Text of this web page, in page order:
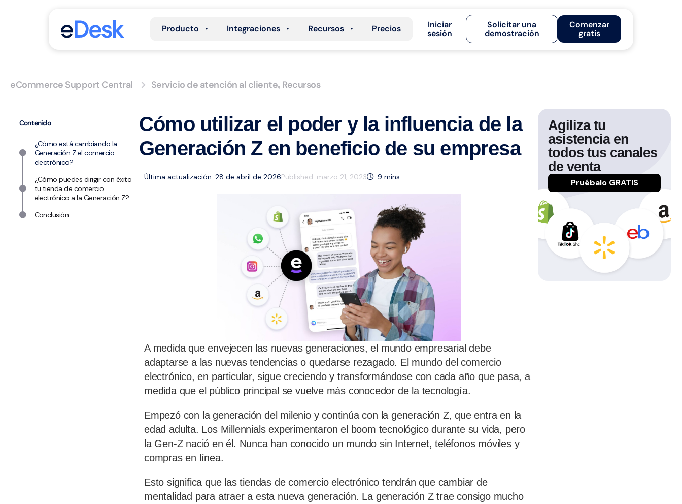
Producto Integraciones Recursos Precios
Iniciar
sesión
Solicitar una
demostración
Comenzar
gratis
eCommerce Support Central Servicio de atención al cliente, Recursos
Contenido
¿Cómo está cambiando la
Generación Z el comercio
electrónico?
¿Cómo puedes dirigir con éxito
tu tienda de comercio
electrónico a la Generación Z?
Conclusión
Cómo utilizar el poder y la influencia de la
Generación Z en beneficio de su empresa
Última actualización: 28 de abril de 2026Published: marzo 21, 2023 9 mins
A medida que envejecen las nuevas generaciones, el mundo empresarial debe
adaptarse a las nuevas tendencias o quedarse rezagado. El mundo del comercio
electrónico, en particular, sigue creciendo y transformándose con cada año que pasa, a
medida que el público principal se vuelve más conocedor de la tecnología.
Empezó con la generación del milenio y continúa con la generación Z, que entra en la
edad adulta. Los Millennials experimentaron el boom tecnológico durante su vida, pero
la Gen-Z nació en él. Nunca han conocido un mundo sin Internet, teléfonos móviles y
compras en línea.
Esto significa que las tiendas de comercio electrónico tendrán que cambiar de
mentalidad para atraer a esta nueva generación. La generación Z trae consigo mucho
Agiliza tu
asistencia en
todos tus canales
de venta
Pruébalo GRATIS